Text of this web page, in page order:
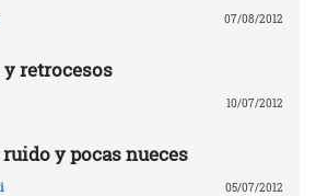
07/08/2012
y retrocesos
10/07/2012
y pocas nueces
05/07/2012